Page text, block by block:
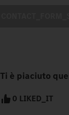
Ti è piaciuto
0 LIKED_IT